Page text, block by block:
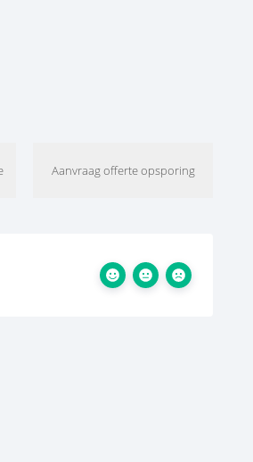
Aanvraag offerte opsporing